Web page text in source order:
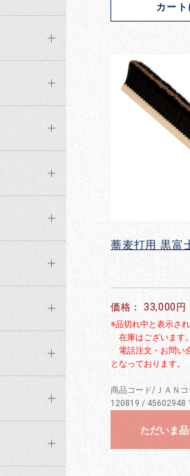
カート
蕎麦打用 黒富
価格： 33,000円
※品切れ中と表示され
在庫はございます。
電話注文・お問い
となっております。
商品コード/ＪＡＮコ
120819 / 45602948
ただいま品